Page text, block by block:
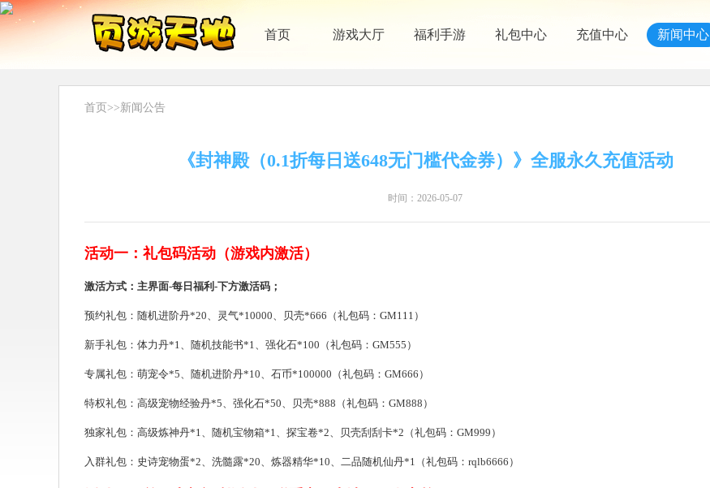
首页 游戏大厅 福利手游 礼包中心 充值中心 新闻中心
首页 >>新闻公告
《封神殿（0.1折每日送648无门槛代金券）》全服永久充值活动
时间：2026-05-07
活动一：礼包码活动（游戏内激活）
激活方式：主界面-每日福利-下方激活码；
预约礼包：随机进阶丹*20、灵气*10000、贝壳*666（礼包码：GM111）
新手礼包：体力丹*1、随机技能书*1、强化石*100（礼包码：GM555）
专属礼包：萌宠令*5、随机进阶丹*10、石币*100000（礼包码：GM666）
特权礼包：高级宠物经验丹*5、强化石*50、贝壳*888（礼包码：GM888）
独家礼包：高级炼神丹*1、随机宝物箱*1、探宝卷*2、贝壳刮刮卡*2（礼包码：GM999）
入群礼包：史诗宠物蛋*2、洗髓露*20、炼器精华*10、二品随机仙丹*1（礼包码：rqlb6666）